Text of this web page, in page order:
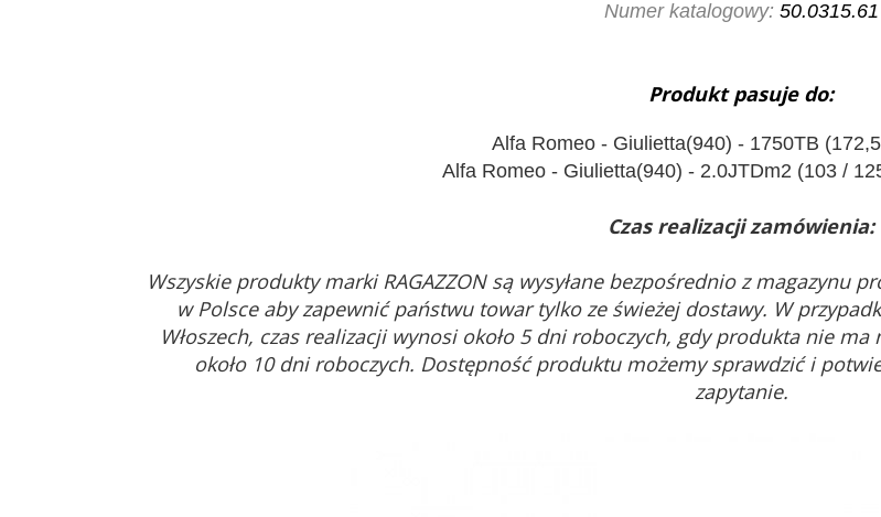
Numer katalogowy: 50.0315.61
Produkt pasuje do:
Alfa Romeo - Giulietta(940) - 1750TB
Alfa Romeo - Giulietta(940) - 2.0JTDm2 (103 /
Czas realizacji zamówienia:
Wszyskie produkty marki RAGAZZON są wysyłane bezpośrednio z magazynu
w Polsce aby zapewnić państwu towar tylko ze świeżej dostawy. W
Włoszech, czas realizacji wynosi około 5 dni roboczych, gdy produkta nie
około 10 dni roboczych. Dostępność produktu możemy sprawdzić i
zapytanie.